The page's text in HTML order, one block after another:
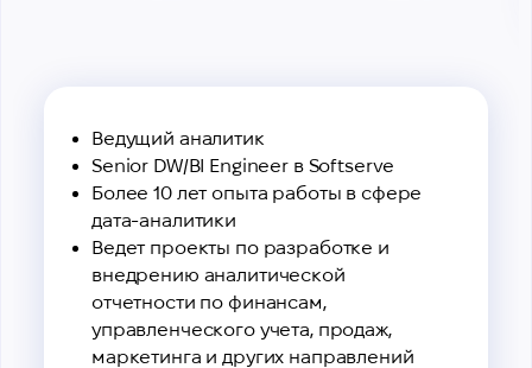
Ведущий аналитик
Senior DW/BI Engineer в Softserve
Более 10 лет опыта работы в сфере
дата-аналитики
Ведет проекты по разработке и
внедрению аналитической
отчетности по финансам,
управленческого учета, продаж,
маркетинга и других направлений